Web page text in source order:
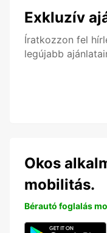
Exkluzív
Íratkozzon fel
legújabb
Okos
mobilitás.
Bérautó foglalás